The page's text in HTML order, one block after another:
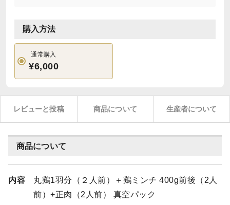
購入方法
通常購入
¥6,000
レビューと投稿 商品について 生産者について
商品について
内容
丸鶏1羽分（２人前）＋鶏ミンチ 400g前後（2人
前）+正肉（2人前） 真空パック